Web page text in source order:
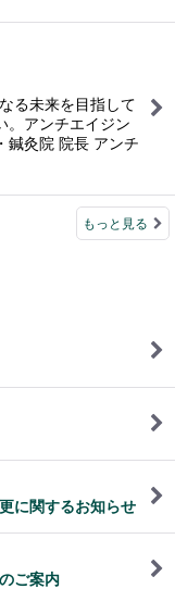
る未来を目指して
。アンチエイジン
鍼灸院 院長 アンチ
もっと見る
に関するお知らせ
ご案内